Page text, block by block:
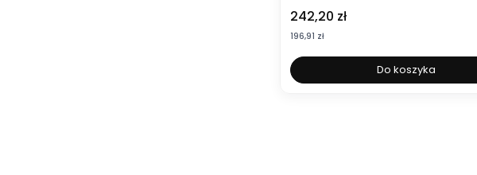
Cena
242,20 zł
Cena
196,91 zł
Do koszyka